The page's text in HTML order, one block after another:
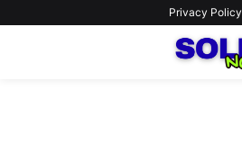
Privacy Policy